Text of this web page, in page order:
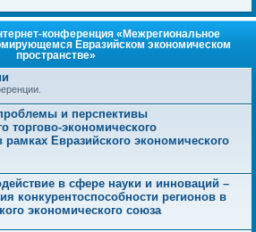
конференция «Межрегиональное
Евразийском экономическом
пространстве»
и перспективы
торгово-экономического
рамках Евразийского экономического
в сфере науки и инноваций –
конкурентоспособности регионов в
экономического союза